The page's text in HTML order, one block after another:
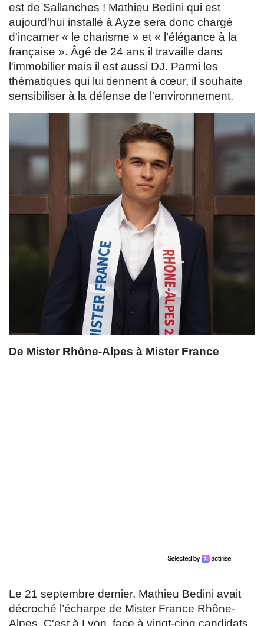
est de Sallanches ! Mathieu Bedini qui est
aujourd'hui installé à Ayze sera donc chargé
d'incarner « le charisme » et « l’élégance à la
française ». Âgé de 24 ans il travaille dans
l'immobilier mais il est aussi DJ. Parmi les
thématiques qui lui tiennent à cœur, il souhaite
sensibiliser à la défense de l'environnement.
De Mister Rhône-Alpes à Mister France
Le 21 septembre dernier, Mathieu Bedini avait
décroché l’écharpe de Mister France Rhône-
Alpes. C'est à Lyon, face à vingt-cinq candidats